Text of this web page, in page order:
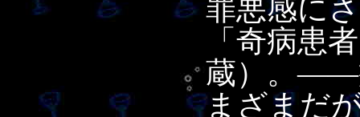
罪悪感に
「奇病患
蔵）。――
まざまだ